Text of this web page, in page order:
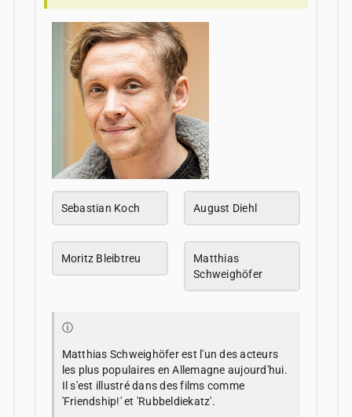
Sebastian Koch August Diehl
Moritz Bleibtreu
Matthias
Schweighöfer
ⓘ
Matthias Schweighöfer est l'un des acteurs
les plus populaires en Allemagne aujourd'hui.
Il s'est illustré dans des films comme
'Friendship!' et 'Rubbeldiekatz'.